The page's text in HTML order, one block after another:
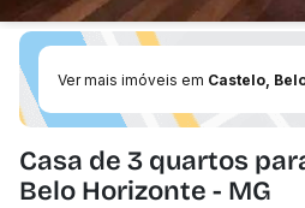
Ver mais imóveis em Castelo,
Casa de 3 quartos
Belo Horizonte - MG